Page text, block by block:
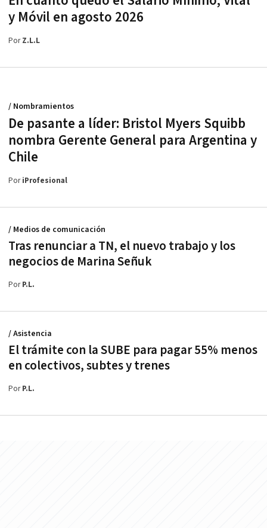
y Móvil en agosto 2026
PorZ.L.L
De pasante a líder: Bristol Myers Squibb
nombra Gerente General para Argentina y
Chile
/ Nombramientos
PoriProfesional
Tras renunciar a TN, el nuevo trabajo y los
negocios de Marina Señuk
/ Medios de comunicación
PorP.L.
El trámite con la SUBE para pagar 55% menos
en colectivos, subtes y trenes
/ Asistencia
PorP.L.